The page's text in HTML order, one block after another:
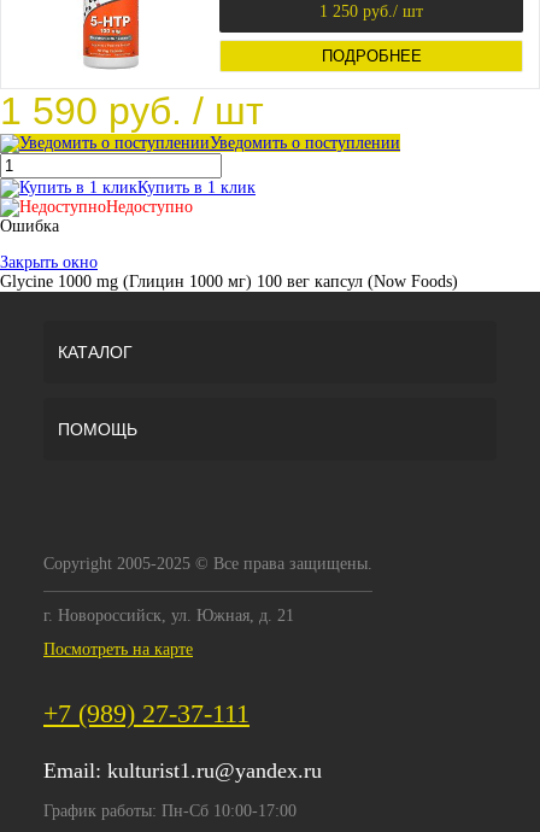
1 250 руб. / шт
ПОДРОБНЕЕ
1 590 руб. / шт
Уведомить о поступлении
Купить в 1 клик
Недоступно
Ошибка
Закрыть окно
Glycine 1000 mg (Глицин 1000 мг) 100 вег капсул (Now Foods)
КАТАЛОГ
ПОМОЩЬ
Copyright 2005-2025 © Все права защищены.
г. Новороссийск, ул. Южная, д. 21
Посмотреть на карте
+7 (989) 27-37-111
Email: kulturist1.ru@yandex.ru
График работы: Пн-Сб 10:00-17:00